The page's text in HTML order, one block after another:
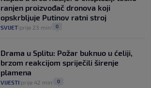
ranjen proizvođač dronova koji
opskrbljuje Putinov ratni stroj
SVIJET prije 23 min 0
Drama u Splitu: Požar buknuo u ćeliji,
brzom reakcijom spriječili širenje
plamena
VIJESTI prije 42 min 0